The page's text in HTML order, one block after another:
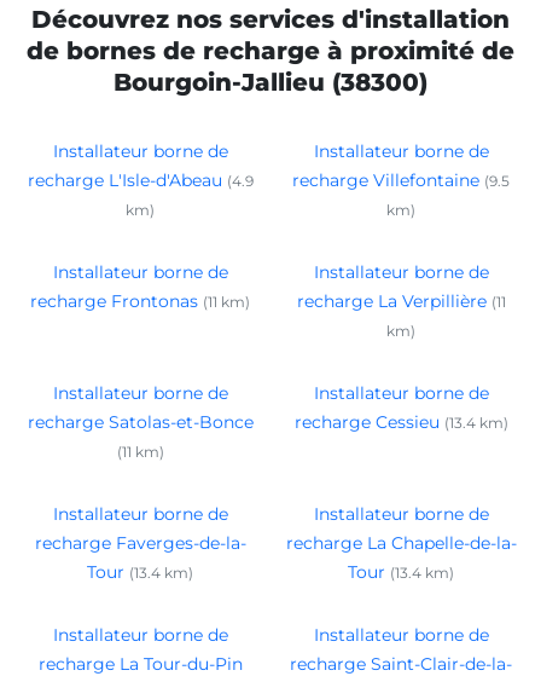
Découvrez nos services d'installation
de bornes de recharge à proximité de
Bourgoin-Jallieu (38300)
Installateur borne de
recharge L'Isle-d'Abeau (4.9
km)
Installateur borne de
recharge Villefontaine (9.5
km)
Installateur borne de
recharge Frontonas (11 km)
Installateur borne de
recharge La Verpillière (11
km)
Installateur borne de
recharge Satolas-et-Bonce
(11 km)
Installateur borne de
recharge Cessieu (13.4 km)
Installateur borne de
recharge Faverges-de-la-
Tour (13.4 km)
Installateur borne de
recharge La Chapelle-de-la-
Tour (13.4 km)
Installateur borne de
recharge La Tour-du-Pin
Installateur borne de
recharge Saint-Clair-de-la-